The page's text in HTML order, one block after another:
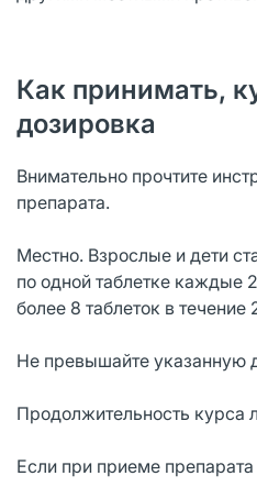
Как принимать,
дозировка
Внимательно прочтите
препарата.
Местно. Взрослые и дети
по одной таблетке каждые
более 8 таблеток в течение
Не превышайте указанную
Продолжительность курса
Если при приеме